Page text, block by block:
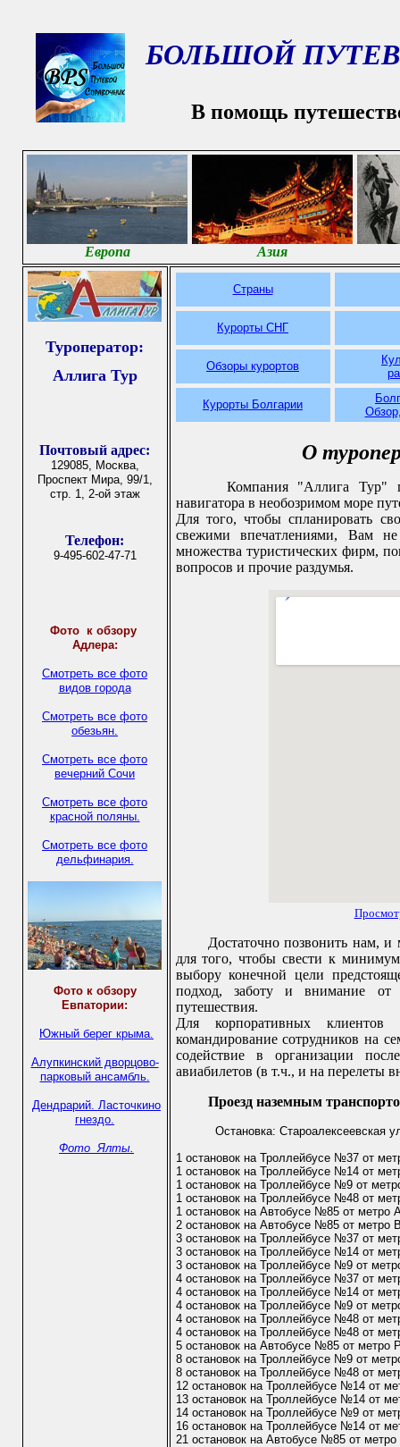
БОЛЬШОЙ
В помощь
Европа Азия
Туроператор:
Аллига Тур
Почтовый адрес:
129085, Москва,
Проспект Мира, 99/1,
стр. 1, 2-ой этаж
Телефон:
9-495-602-47-71
Фото к обзору
Адлера:
Смотреть все фото
видов города
Смотреть все фото
обезьян.
Смотреть все фото
вечерний Сочи
Смотреть все фото
красной поляны.
Смотреть все фото
дельфинария.
Фото к обзору
Евпатории:
Южный берег крыма.
Алупкинский дворцово-
парковый ансамбль.
Дендрарий. Ласточкино
гнездо.
Фото Ялты.
Страны
Курорты СНГ
Обзоры курортов
Курорты Болгарии
О
Компания "Аллига Тур"
навигатора в необозримом море
Для того, чтобы спланировать
свежими впечатлениями, Вам
множества туристических фирм,
вопросов и прочие раздумья.
Достаточно позвонить нам,
для того, чтобы свести к
выбору конечной цели
подход, заботу и внимание от
путешествия.
Для корпоративных
командирование сотрудников на
содействие в организации
авиабилетов (в т.ч., и на перелеты
Проезд наземным
Остановка: Староалексеевская
1 остановок на Троллейбусе №37 от
1 остановок на Троллейбусе №14 от
1 остановок на Троллейбусе №9 от
1 остановок на Троллейбусе №48 от
1 остановок на Автобусе №85 от метро
2 остановок на Автобусе №85 от метро
3 остановок на Троллейбусе №37 от
3 остановок на Троллейбусе №14 от
3 остановок на Троллейбусе №9 от
4 остановок на Троллейбусе №37 от
4 остановок на Троллейбусе №14 от
4 остановок на Троллейбусе №9 от
4 остановок на Троллейбусе №48 от
4 остановок на Троллейбусе №48 от
5 остановок на Автобусе №85 от метро
8 остановок на Троллейбусе №9 от
8 остановок на Троллейбусе №48 от
12 остановок на Троллейбусе №14 от
13 остановок на Троллейбусе №14 от
14 остановок на Троллейбусе №9 от
16 остановок на Троллейбусе №14 от
21 остановок на Автобусе №85 от